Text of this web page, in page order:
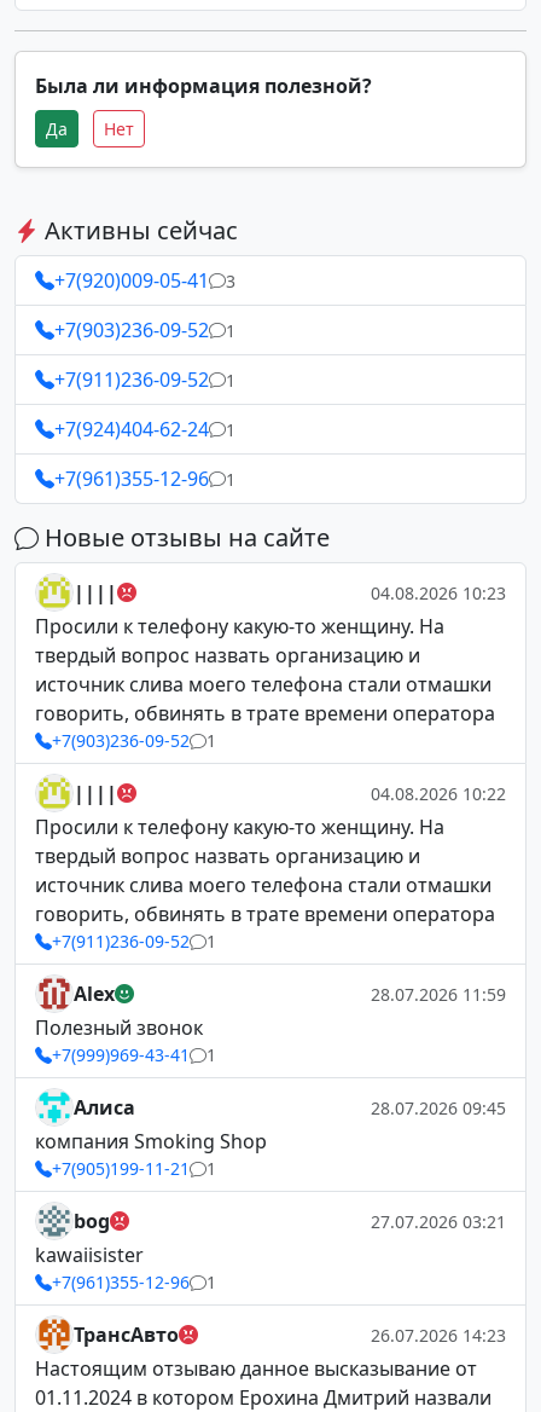
Была ли информация полезной?
Да Нет
Активны сейчас
+7(920)009-05-41 3
+7(903)236-09-52 1
+7(911)236-09-52 1
+7(924)404-62-24 1
+7(961)355-12-96 1
Новые отзывы на сайте
|||| 04.08.2026 10:23
Просили к телефону какую-то женщину. На
твердый вопрос назвать организацию и
источник слива моего телефона стали отмашки
говорить, обвинять в трате времени оператора
+7(903)236-09-52 1
|||| 04.08.2026 10:22
Просили к телефону какую-то женщину. На
твердый вопрос назвать организацию и
источник слива моего телефона стали отмашки
говорить, обвинять в трате времени оператора
+7(911)236-09-52 1
Alex 28.07.2026 11:59
Полезный звонок
+7(999)969-43-41 1
Алиса 28.07.2026 09:45
компания Smoking Shop
+7(905)199-11-21 1
bog 27.07.2026 03:21
kawaiisister
+7(961)355-12-96 1
ТрансАвто 26.07.2026 14:23
Настоящим отзываю данное высказывание от
01.11.2024 в котором Ерохина Дмитрий назвали